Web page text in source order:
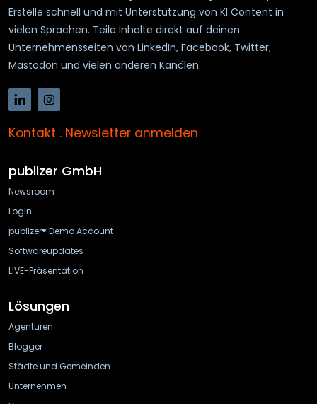
Erstelle schnell und mit Unterstützung von KI Content in
vielen Sprachen. Teile Inhalte direkt auf deinen
Unternehmensseiten von LinkedIn, Facebook, Twitter,
Mastodon und vielen anderen Kanälen.
Kontakt . Newsletter anmelden
publizer GmbH
Newsroom
LogIn
publizer® Demo Account
Softwareupdates
LIVE-Präsentation
Lösungen
Agenturen
Blogger
Städte und Gemeinden
Unternehmen